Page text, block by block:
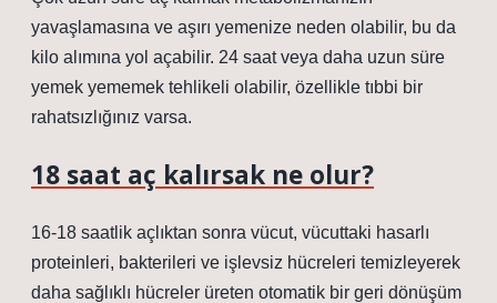
yavaşlamasına ve aşırı yemenize neden olabilir, bu da
kilo alımına yol açabilir. 24 saat veya daha uzun süre
yemek yememek tehlikeli olabilir, özellikle tıbbi bir
rahatsızlığınız varsa.
18 saat aç kalırsak ne olur?
16-18 saatlik açlıktan sonra vücut, vücuttaki hasarlı
proteinleri, bakterileri ve işlevsiz hücreleri temizleyerek
daha sağlıklı hücreler üreten otomatik bir geri dönüşüm